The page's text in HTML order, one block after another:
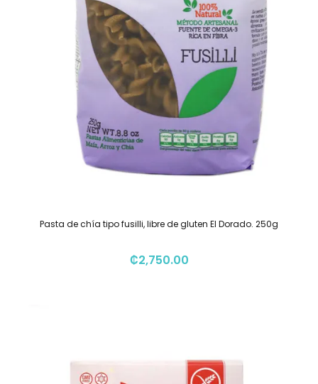
Pasta de chía tipo fusilli, libre de gluten El Dorado. 250g
₡2,750.00